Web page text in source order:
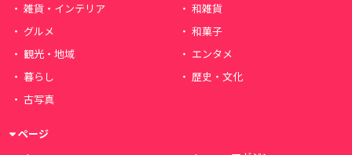
雑貨・インテリア
和雑貨
グルメ
和菓子
観光・地域
エンタメ
暮らし
歴史・文化
古写真
ページ